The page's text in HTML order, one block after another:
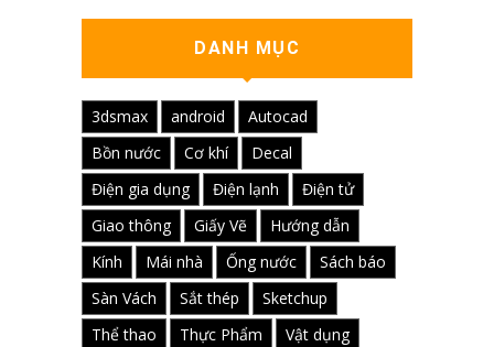
DANH MỤC
3dsmax android
Autocad
Bồn nước
Cơ khí
Decal
Điện gia dụng
Điện lạnh
Điện tử
Giao thông
Giấy Vẽ
Hướng dẫn
Kính
Mái nhà Ống nước
Sách báo
Sàn Vách
Sắt thép
Sketchup
Thể thao
Thực Phẩm
Vật dụng